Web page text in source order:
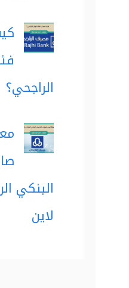
الراجحي؟
البنكي
لاين